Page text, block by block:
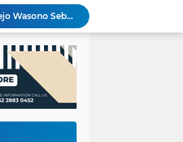
Seru dan Penuh Keakraban! Antusiasme Siswa SMPN 20 Purworejo Ikuti Perkemahan Penerimaan Penggalang Baru 2026
Banggakan Kwarran Pituruh, Tiga Siswa SMPN 20 dan SMPN 40 Purworejo Melenggang ke Jamnas Cibubur
Meriahkan HUT RI ke-81, SDN Luwenglor Sabet Juara 1 Turnamen Mini Soccer SD Se-Kecamatan Pituruh
Realisasinya?